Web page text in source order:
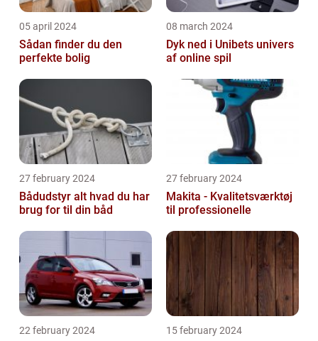
05 april 2024
Sådan finder du den
perfekte bolig
08 march 2024
Dyk ned i Unibets univers
af online spil
27 february 2024
Bådudstyr alt hvad du har
brug for til din båd
27 february 2024
Makita - Kvalitetsværktøj
til professionelle
22 february 2024 15 february 2024